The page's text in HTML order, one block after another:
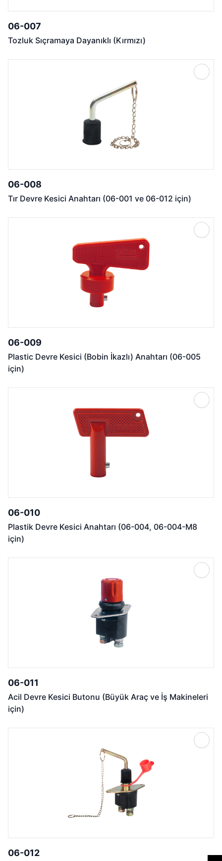
06-007
Tozluk Sıçramaya Dayanıklı (Kırmızı)
06-008
Tır Devre Kesici Anahtarı (06-001 ve 06-012 için)
06-009
Plastic Devre Kesici (Bobin İkazlı) Anahtarı (06-005
için)
06-010
Plastik Devre Kesici Anahtarı (06-004, 06-004-M8
için)
06-011
Acil Devre Kesici Butonu (Büyük Araç ve İş Makineleri
için)
06-012